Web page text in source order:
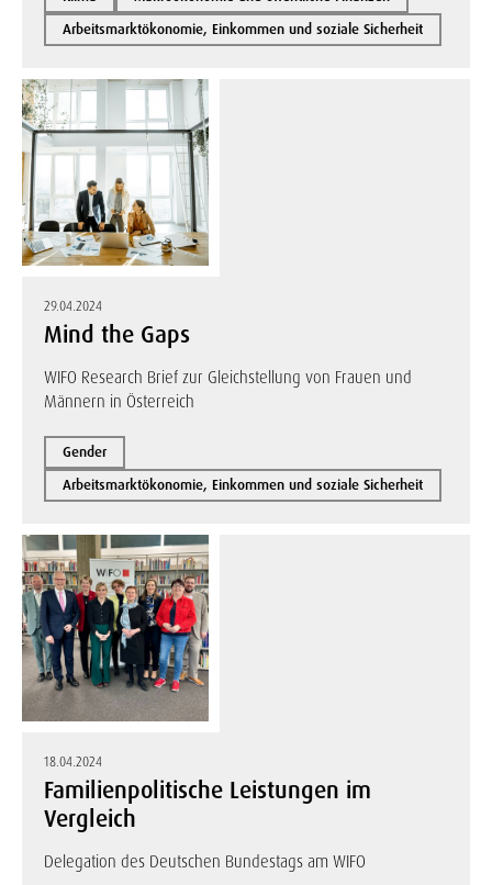
Arbeitsmarktökonomie, Einkommen und soziale Sicherheit
29.04.2024
Mind the Gaps
WIFO Research Brief zur Gleichstellung von Frauen und
Männern in Österreich
Gender
Arbeitsmarktökonomie, Einkommen und soziale Sicherheit
18.04.2024
Familienpolitische Leistungen im
Vergleich
Delegation des Deutschen Bundestags am WIFO